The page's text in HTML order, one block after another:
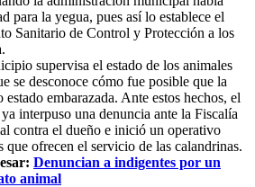
para la yegua, pues así lo establece el
Sanitario de Control y Protección a los
supervisa el estado de los animales
se desconoce cómo fue posible que la
embarazada. Ante estos hechos, el
interpuso una denuncia ante la Fiscalía
contra el dueño e inició un operativo
que ofrecen el servicio de las calandrinas.
Denuncian a indigentes por un
animal